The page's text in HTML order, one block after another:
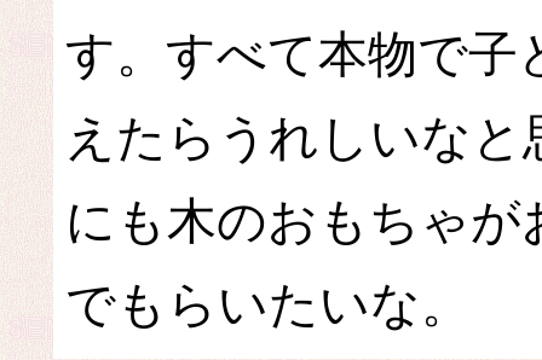
す。すべて本物で子
えたらうれしいな
にも木のおもちゃ
でもらいたいな。